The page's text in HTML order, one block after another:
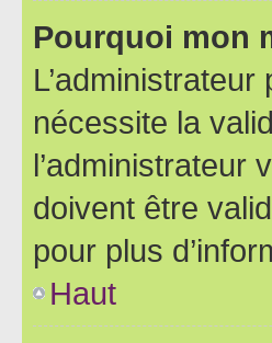
Pourquoi mon
nécessite la
l’administrateur
doivent être
pour plus
Haut